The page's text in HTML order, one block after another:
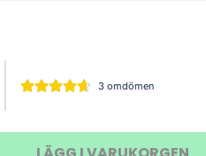
3 omdömen